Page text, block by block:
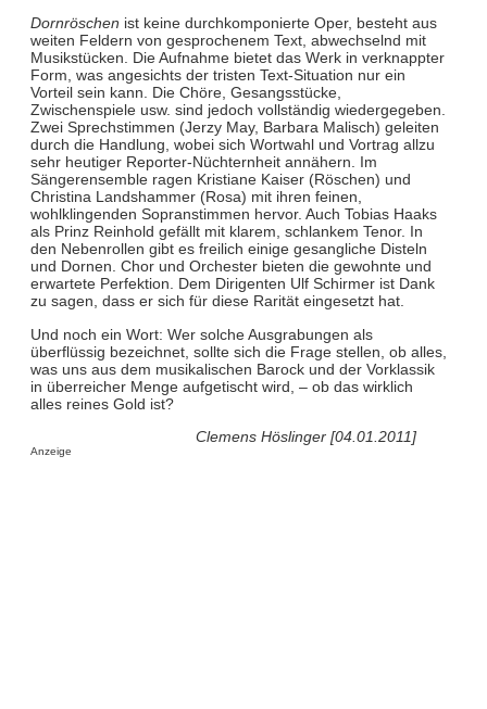
Dornröschen ist keine durchkomponierte Oper, besteht aus
weiten Feldern von gesprochenem Text, abwechselnd mit
Musikstücken. Die Aufnahme bietet das Werk in verknappter
Form, was angesichts der tristen Text-Situation nur ein
Vorteil sein kann. Die Chöre, Gesangsstücke,
Zwischenspiele usw. sind jedoch vollständig wiedergegeben.
Zwei Sprechstimmen (Jerzy May, Barbara Malisch) geleiten
durch die Handlung, wobei sich Wortwahl und Vortrag allzu
sehr heutiger Reporter-Nüchternheit annähern. Im
Sängerensemble ragen Kristiane Kaiser (Röschen) und
Christina Landshammer (Rosa) mit ihren feinen,
wohlklingenden Sopranstimmen hervor. Auch Tobias Haaks
als Prinz Reinhold gefällt mit klarem, schlankem Tenor. In
den Nebenrollen gibt es freilich einige gesangliche Disteln
und Dornen. Chor und Orchester bieten die gewohnte und
erwartete Perfektion. Dem Dirigenten Ulf Schirmer ist Dank
zu sagen, dass er sich für diese Rarität eingesetzt hat.
Und noch ein Wort: Wer solche Ausgrabungen als
überflüssig bezeichnet, sollte sich die Frage stellen, ob alles,
was uns aus dem musikalischen Barock und der Vorklassik
in überreicher Menge aufgetischt wird, – ob das wirklich
alles reines Gold ist?
Clemens Höslinger [04.01.2011]
Anzeige